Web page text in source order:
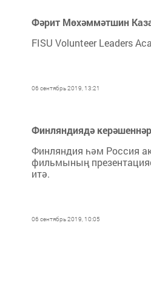
Фәрит Мөхәммәтшин
FISU Volunteer Leaders
06 сентябрь 2019, 13:21
Финляндиядә
Финляндия һәм Россия
фильмының
итә.
06 сентябрь 2019, 10:05